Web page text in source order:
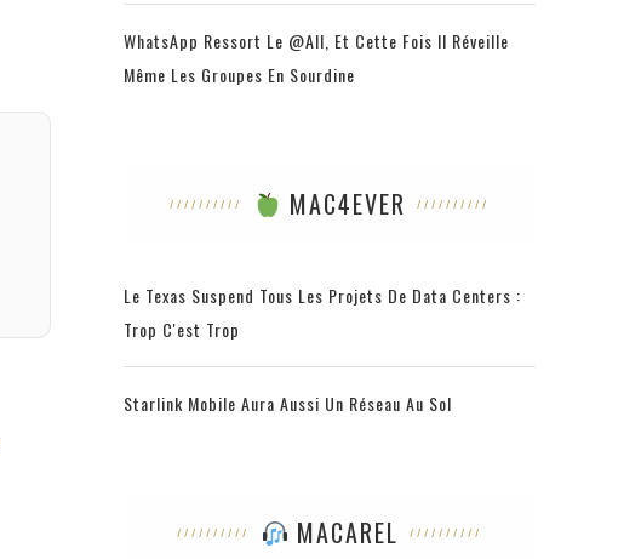
WhatsApp Ressort Le @all, Et Cette Fois Il Réveille
Même Les Groupes En Sourdine
MAC4EVER
Le Texas Suspend Tous Les Projets De Data Centers :
Trop C'est Trop
Starlink Mobile Aura Aussi Un Réseau Au Sol
MACAREL